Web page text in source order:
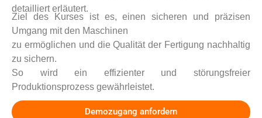
detailliert erläutert.
Ziel des Kurses ist es, einen sicheren und präzisen
Umgang mit den Maschinen
zu ermöglichen und die Qualität der Fertigung nachhaltig
zu sichern.
So wird ein effizienter und störungsfreier
Produktionsprozess gewährleistet.
Demozugang anfordern